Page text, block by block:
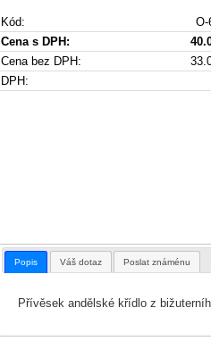
Kód:
O-
Cena s DPH:
Cena bez DPH:
DPH:
Popis Váš dotaz Poslat známénu
Přívěsek andělské křídlo z